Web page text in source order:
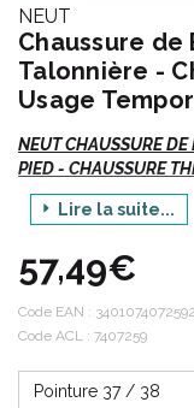
NEUT
Chaussure de
Talonnière -
Usage
NEUT CHAUSSURE
PIED - CHAUSSURE
Vte/R/D
Si vous commandez,
rubrique "message à
POINTURE
OU
Lire la suite...
57,49€
Code EAN : 3401074072592
Code ACL : 7407259
Pointure 37 / 38